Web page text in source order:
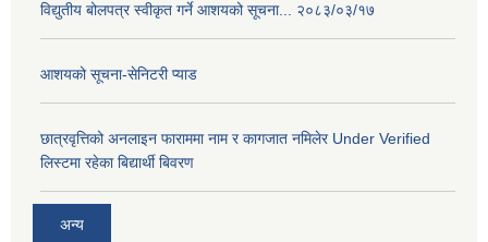
विद्युतीय बोलपत्र स्वीकृत गर्ने आशयको सूचना... २०८३/०३/१७
आशयको सूचना-सेनिटरी प्याड
छात्रवृत्तिको अनलाइन फाराममा नाम र कागजात नमिलेर Under Verified
लिस्टमा रहेका बिद्यार्थी बिवरण
अन्य